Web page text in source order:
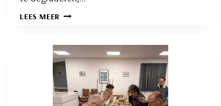
LEES MEER SLIEDRECHT
SEIZOEN
MET
EEN
WINST
OP
HZP
1